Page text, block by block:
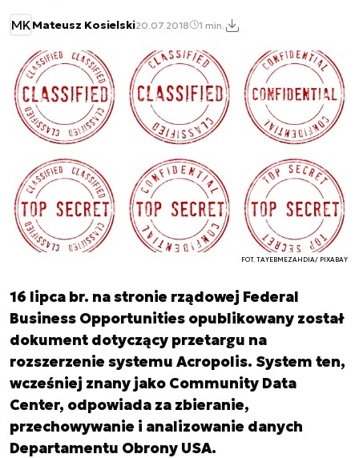
MKMateusz Kosielski20.07.2018 1 min.
FOT. TAYEBMEZAHDIA/ PIXABAY
16 lipca br. na stronie rządowej Federal
Business Opportunities opublikowany został
dokument dotyczący przetargu na
rozszerzenie systemu Acropolis. System ten,
wcześniej znany jako Community Data
Center, odpowiada za zbieranie,
przechowywanie i analizowanie danych
Departamentu Obrony USA.